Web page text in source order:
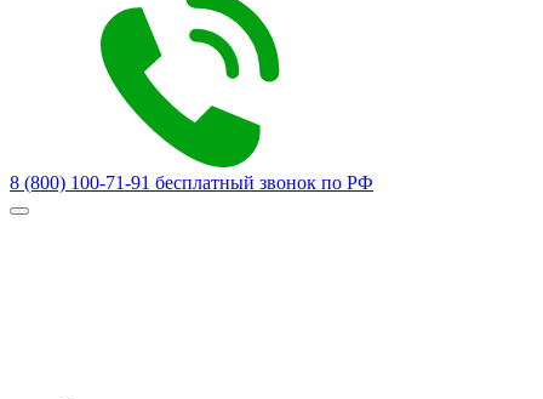
8 (800) 100-71-91 бесплатный звонок по РФ